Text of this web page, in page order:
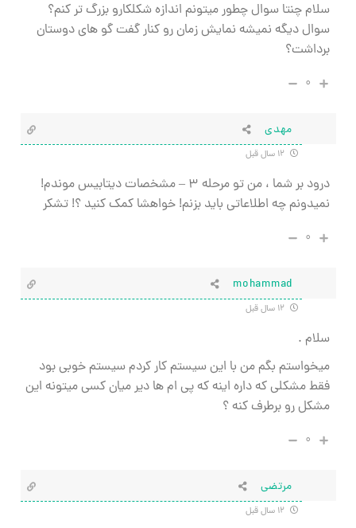
سلام چنتا سوال چطور میتونم اندازه شکلکارو بزرگ تر کنم؟
سوال دیگه نمیشه نمایش زمان رو کنار گفت گو های دوستان
برداشت؟
۰
مهدی
درود بر شما ، من تو مرحله ۳ – مشخصات دیتابیس موندم!
نمیدونم چه اطلاعاتی باید بزنم! خواهشا کمک کنید ؟! تشکر
۰
mohammad
سلام .
میخواستم بگم من با این سیستم کار کردم سیستم خوبی بود
فقط مشکلی که داره اینه که پی ام ها دیر میان کسی میتونه این
مشکل رو برطرف کنه ؟
۰
مرتضی